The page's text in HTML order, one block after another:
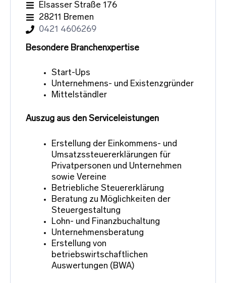
Elsasser Straße 176
28211 Bremen
0421 4606269
Besondere Branchenxpertise
Start-Ups
Unternehmens- und Existenzgründer
Mittelständler
Auszug aus den Serviceleistungen
Erstellung der Einkommens- und
Umsatzssteuererklärungen für
Privatpersonen und Unternehmen
sowie Vereine
Betriebliche Steuererklärung
Beratung zu Möglichkeiten der
Steuergestaltung
Lohn- und Finanzbuchaltung
Unternehmensberatung
Erstellung von
betriebswirtschaftlichen
Auswertungen (BWA)